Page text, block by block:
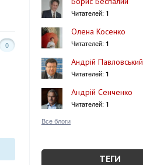
0
Читателей: 1
Олена Косенко
Читателей: 1
Андрій Павловський
Читателей: 1
Андрій Сенченко
Читателей: 1
Все блоги
ТЕГИ